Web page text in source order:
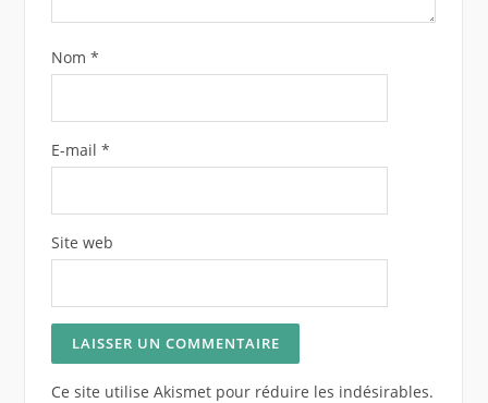
Nom *
E-mail *
Site web
Ce site utilise Akismet pour réduire les indésirables.